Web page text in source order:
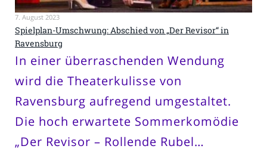
7. August 2023
Spielplan-Umschwung: Abschied von „Der Revisor“ in
Ravensburg
In einer überraschenden Wendung
wird die Theaterkulisse von
Ravensburg aufregend umgestaltet.
Die hoch erwartete Sommerkomödie
„Der Revisor – Rollende Rubel…